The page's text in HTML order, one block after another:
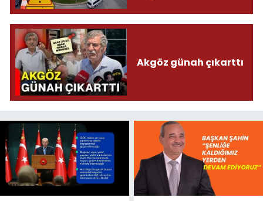
Akgöz günah çıkarttı